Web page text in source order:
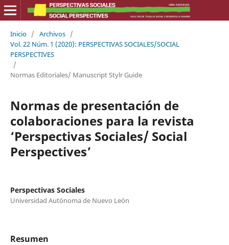
Inicio / Archivos /
Vol. 22 Núm. 1 (2020): PERSPECTIVAS SOCIALES/SOCIAL
PERSPECTIVES
/
Normas Editoriales/ Manuscript Stylr Guide
Normas de presentación de
colaboraciones para la revista
‘Perspectivas Sociales/ Social
Perspectives’
Perspectivas Sociales
Universidad Autónoma de Nuevo León
Resumen